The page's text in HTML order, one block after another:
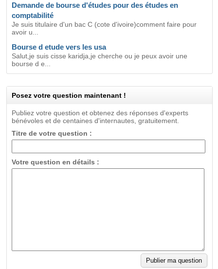
Demande de bourse d'études pour des études en
comptabilité
Je suis titulaire d'un bac C (cote d'ivoire)comment faire pour
avoir u...
Bourse d etude vers les usa
Salut,je suis cisse karidja,je cherche ou je peux avoir une
bourse d e...
Posez votre question maintenant !
Publiez votre question et obtenez des réponses d'experts
bénévoles et de centaines d'internautes, gratuitement.
Titre de votre question :
Votre question en détails :